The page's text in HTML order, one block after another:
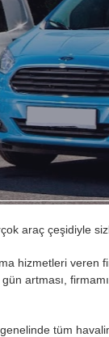
araç çeşidiyle
hizmetleri veren
artması,
tüm